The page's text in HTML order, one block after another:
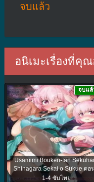
จบแล้ว
อนิเมะเรื่องที่คุ
Usamimi Bouken-tan
Shinagara Sekai o Sukue ตอ
1-4 ซับไทย
จบแล้